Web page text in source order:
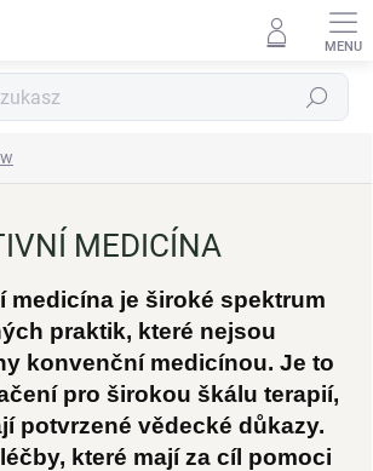
Szukaj
MEDICÍNA
medicína je široké spektrum
praktik, které nejsou
konvenční medicínou. Je to
pro širokou škálu terapií,
potvrzené vědecké důkazy.
které mají za cíl pomoci